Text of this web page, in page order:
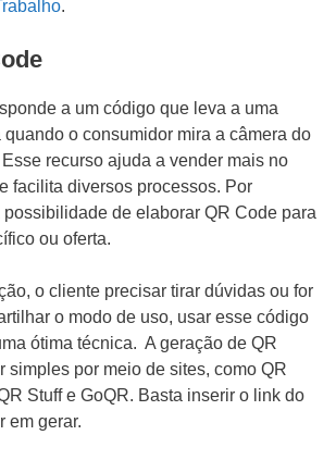
.
a um código que leva a uma
o consumidor mira a câmera do
recurso ajuda a vender mais no
facilita diversos processos. Por
de elaborar QR Code para
ou oferta.
o cliente precisar tirar dúvidas ou for
o modo de uso, usar esse código
ótima técnica. A geração de QR
simples por meio de sites, como QR
Stuff e GoQR. Basta inserir o link do
em gerar.